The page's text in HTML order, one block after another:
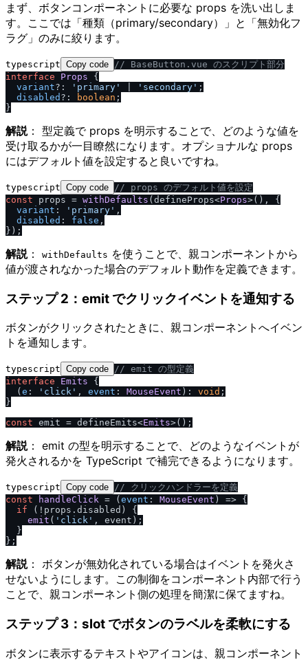
まず、ボタンコンポーネントに必要な props を洗い出しま
す。ここでは「種類（primary/secondary）」と「無効化フ
ラグ」のみに絞ります。
typescript Copy code // BaseButton.vue のスクリプト部分
interface
Props {
variant?: 'primary' 'secondary' ;
disabled ?: boolean ;
解説： 型定義で props を明示することで、どのような値を
受け取るかが一目瞭然になります。オプショナルな props
にはデフォルト値を設定すると良いですね。
typescript Copy code // props のデフォルト値を設定
const props = withDefaults (defineProps<Props>(), {
variant : 'primary' ,
disabled : false ,
解説： withDefaults を使うことで、親コンポーネントから
値が渡されなかった場合のデフォルト動作を定義できます。
ステップ 2：emit でクリックイベントを通知する
ボタンがクリックされたときに、親コンポーネントへイベン
トを通知します。
typescript Copy code // emit の型定義
interface
Emits {
  (
e : 'click' , event : MouseEvent ): void ;
}
const emit = defineEmits<Emits
解説： emit の型を明示することで、どのようなイベントが
発火されるかを TypeScript で補完できるようになります。
typescript Copy code // クリックハンドラーを定義
const
handleClick = ( event : MouseEvent ) => {
if (!props. disabled ) {
emit ( 'click' , event);
  }
解説： ボタンが無効化されている場合はイベントを発火さ
せないようにします。この制御をコンポーネント内部で行う
ことで、親コンポーネント側の処理を簡潔に保てますね。
ステップ 3：slot でボタンのラベルを柔軟にする
ボタンに表示するテキストやアイコンは、親コンポーネント